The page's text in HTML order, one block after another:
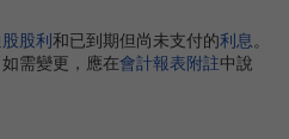
股利 和已到期但尚未支付的利息 。
需變更，應在會計報表附註中說